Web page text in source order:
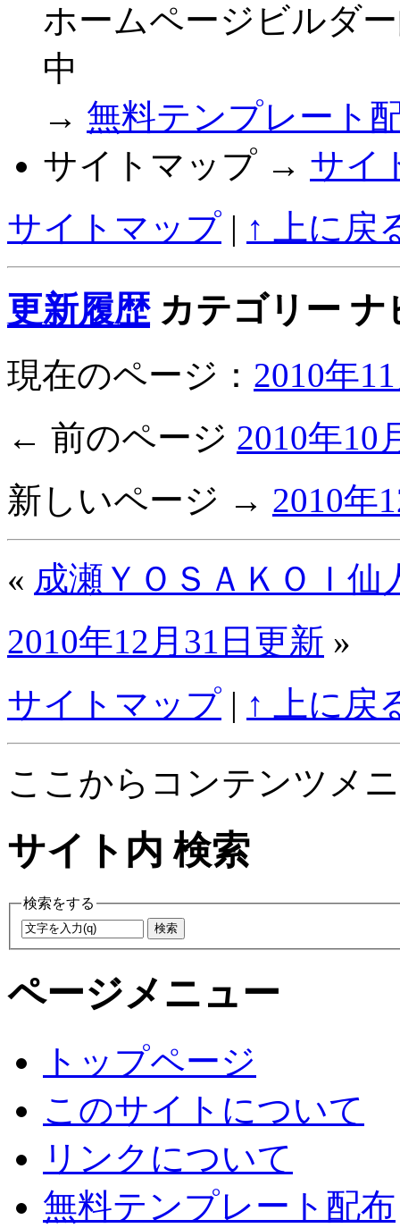
ホームページビルダ
中
→ 無料テンプレート
サイトマップ → サイ
サイトマップ | ↑ 上に戻
更新履歴カテゴリー ナ
現在のページ： 2010年
← 前のページ 2010年10
新しいページ → 2010年
« 成瀬ＹＯＳＡＫＯＩ仙
2010年12月31日更新 »
サイトマップ | ↑ 上に戻
ここからコンテンツメ
サイト内 検索
検索をする
ページメニュー
トップページ
このサイトについて
リンクについて
無料テンプレート配布